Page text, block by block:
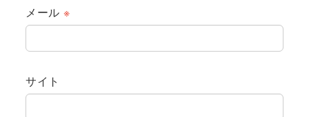
メール ※
サイト